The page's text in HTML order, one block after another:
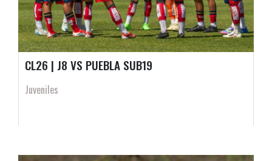
CL26 | J8 VS PUEBLA SUB19
Juveniles